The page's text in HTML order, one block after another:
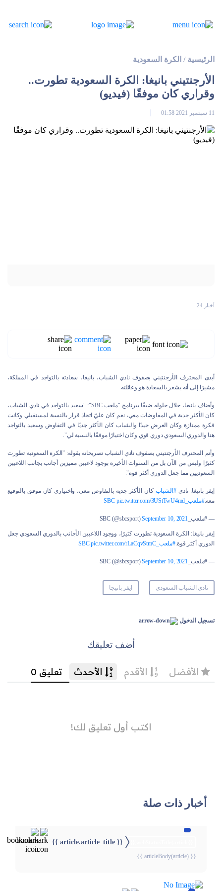
الرئيسية / الكرة السعودية
الأرجنتيني بانيغا: الكرة السعودية تطورت..
وقراري كان موفقًا (فيديو)
11 سبتمبر 2021 01:58
أخبار 24
أبدى المحترف الأرجنتيني بصفوف نادي الشباب، بانيغا، سعادته بالتواجد في المملكة،
مشيرًا إلى أنه يشعر بالسعادة هو وعائلته.
وأضاف بانيغا، خلال حلوله ضيفًا ببرنامج "ملعب SBC": "سعيد بالتواجد في نادي الشباب،
كان الأكثر جدية في المفاوضات معي، نعم كان عليّ اتخاذ قرار بالنسبة لمستقبلي وكانت
فكرة ممتازة وكان العرض جيدًا والشباب كان الأكثر جديًا في التفاوض وسعيد بالتواجد
هنا والدوري السعودي دوري قوي وكان اختيارًا موفقًا بالنسبة لي".
وأتم المحترف الأرجنتيني بصفوف نادي الشباب تصريحاته بقوله: "الكرة السعودية تطورت
كثيرًا وليس من الآن بل من السنوات الأخيرة بوجود لاعبين مميزين أجانب بجانب اللاعبين
السعوديين مما جعل الدوري أكثر قوة".
إيفر بانيغا: نادي#الشباب كان الأكثر جدية بالتفاوض معي، واختياري كان موفق بالتوقيع
معه.#ملعب_SBC pic.twitter.com/3UStTwU4md
— #ملعب_SBC (@sbcsport) September 10, 2021
إيفر بانيغا: الكرة السعودية تطورت كثيرًا، ووجود اللاعبين الأجانب بالدوري السعودي جعل
الدوري أكثر قوة.#ملعب_SBCpic.twitter.com/rLaCqvStmC
— #ملعب_SBC (@sbcsport) September 10, 2021
نادي الشباب السعودي ايفر بانيجا
تسجيل الدخول
أضف تعليقك
أخبار ذات صلة
{{ article.article_title }}
{{ articleBody(article) }}